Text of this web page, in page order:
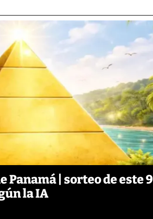
Panamá | sorteo de este 9
la IA